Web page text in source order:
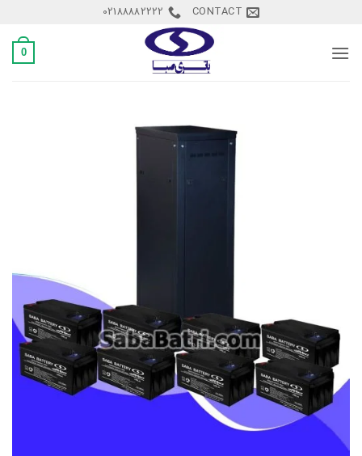
content
CONTACT
02188882222
0